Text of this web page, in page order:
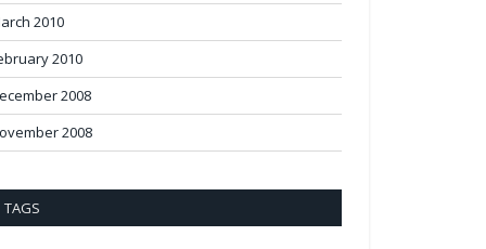
2010
2010
2008
2008
TAGS